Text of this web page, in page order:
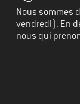
Nous sommes
vendredi). En
nous qui